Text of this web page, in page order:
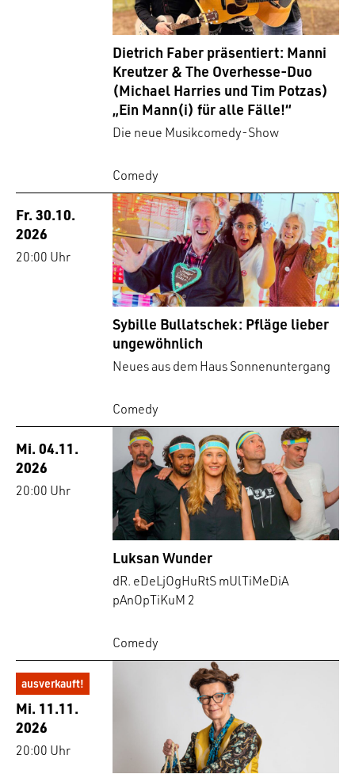
Dietrich Faber präsentiert: Manni
Kreutzer & The Overhesse-Duo
(Michael Harries und Tim Potzas)
„Ein Mann(i) für alle Fälle!“
Die neue Musikcomedy-Show
Comedy
Fr. 30.10.
2026
20:00 Uhr
Sybille Bullatschek: Pfläge lieber
ungewöhnlich
Neues aus dem Haus Sonnenuntergang
Comedy
Mi. 04.11.
2026
20:00 Uhr
Luksan Wunder
dR. eDeLjOgHuRtS mUlTiMeDiA
pAnOpTiKuM 2
Comedy
ausverkauft!
Mi. 11.11.
2026
20:00 Uhr